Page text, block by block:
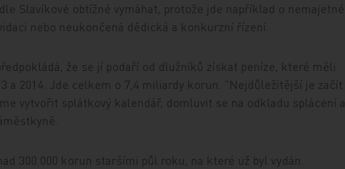
Slavíkové obtížné vymáhat, protože jde například o nemajetné
nebo neukončená dědická a konkurzní řízení.
že se jí podaří od dlužníků získat peníze, které měli
a 2014. Jde celkem o 7,4 miliardy korun. "Nejdůležitější je začít
vytvořit splátkový kalendář, domluvit se na odkladu splácení a
300.000 korun staršími půl roku, na které už byl vydán